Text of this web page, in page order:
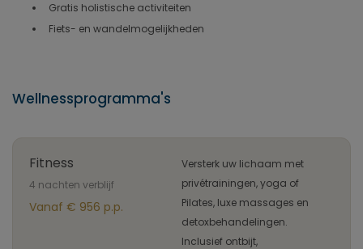
Gratis holistische activiteiten
Fiets- en wandelmogelijkheden
Wellnessprogramma's
Fitness
4 nachten verblijf
Vanaf € 956 p.p.
Versterk uw lichaam met
privétrainingen, yoga of
Pilates, luxe massages en
detoxbehandelingen.
Inclusief ontbijt,